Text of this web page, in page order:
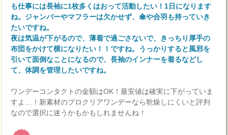
も仕事には長袖に1枚多くはおって活動したい！1日になります
ね。ジャンバーやマフラーは欠かせず、傘や合羽も持っていき
たいですね。
夜は気温が下がるので、薄着で過ごさないで、きっちり厚手の
布団をかけて横になりたい！！ですね。うっかりすると風邪を
引いて面倒なことになるので、長袖のインナーを着るなどし
て、体調を管理したいですね。
ワンデーコンタクトの金額はOK！最安値は確実に下がっていま
すよ…！新素材のプロクリアワンデーなら乾燥しにくいと評判
なので選択に迷うかもかもしれませんね！